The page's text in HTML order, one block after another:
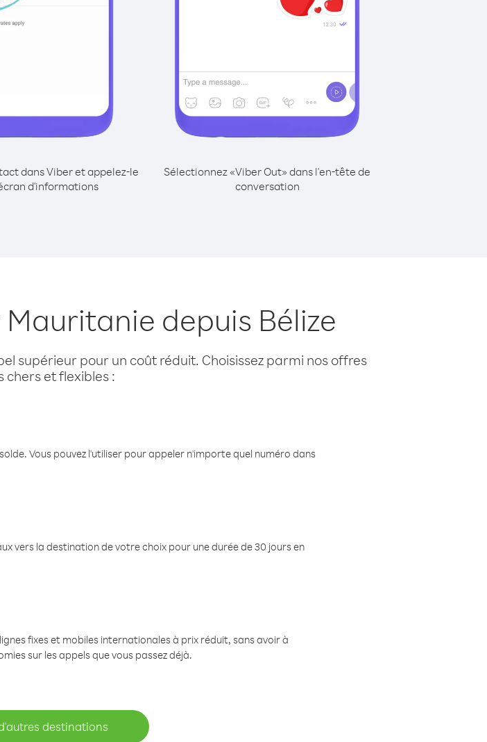
dans Viber et appelez-le
d'informations
Sélectionnez «Viber Out» dans l'en-tête de
conversation
depuis Bélize
supérieur pour un coût réduit. Choisissez parmi nos offres
chers et flexibles :
Vous pouvez l'utiliser pour appeler n'importe quel numéro dans
vers la destination de votre choix pour une durée de 30 jours en
fixes et mobiles internationales à prix réduit, sans avoir à
sur les appels que vous passez déjà.
destinations